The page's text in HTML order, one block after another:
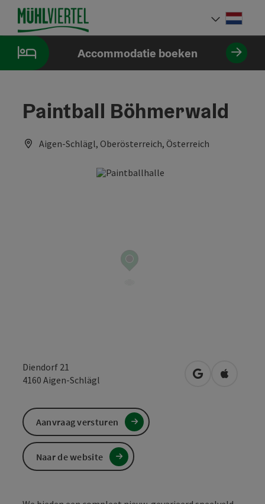
InhoudAccesskey
[0]
NavigatieAccesskey
[1]
PaginabeginAccesskey
[2]
Accommodatie boeken
Paintball Böhmerwald
Aigen-Schlägl, Oberösterreich, Österreich
Diendorf 21
4160 Aigen-Schlägl Openen inOpenen
Aanvraag versturen
Naar de website